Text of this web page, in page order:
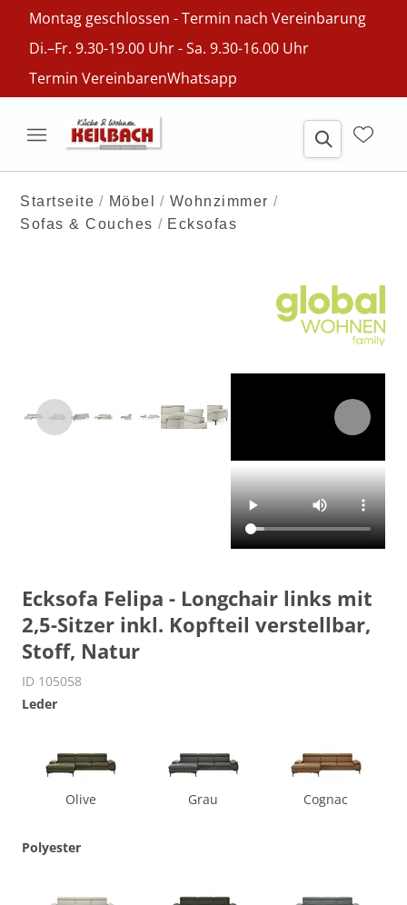
Montag geschlossen - Termin nach Vereinbarung
Di.–Fr. 9.30-19.00 Uhr - Sa. 9.30-16.00 Uhr
Termin VereinbarenWhatsapp
Startseite Möbel
Wohnzimmer
Sofas & Couches
Ecksofas
Ecksofa Felipa - Longchair links mit
2,5-Sitzer inkl. Kopfteil verstellbar,
Stoff, Natur
ID 105058
Leder
Olive Grau Cognac
Polyester